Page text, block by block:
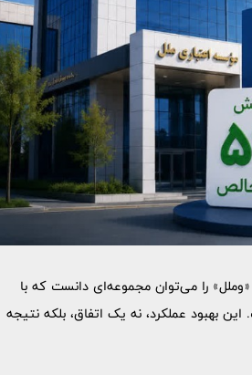
اکنون «وملل» را می‌توان مجموعه‌ای دانست که با
بهبود عملکرد، نه یک اتفاق، بلکه نتیجه